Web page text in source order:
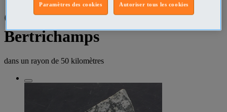
Collections [(de )]
Bertrichamps
dans un rayon de 50 kilomètres
Autoriser tous les cookies
Paramètres des cookies